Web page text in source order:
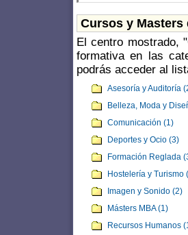
Cursos y Masters
El centro mostrado,
formativa en las
podrás acceder al
Asesoría y Auditoría
Belleza, Moda y
Comunicación (1)
Deportes y Ocio (3)
Formación Reglada
Hostelería y Turismo
Imagen y Sonido (2)
Másters MBA (1)
Recursos Humanos